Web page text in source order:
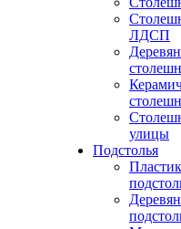
ЛДСП
улицы
Подстолья